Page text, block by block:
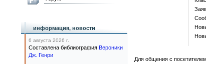
Для общения с
информация, новости
6 августа 2026 г.
Составлена библиография Вероники
Дж. Генри